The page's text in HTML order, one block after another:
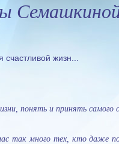
счастливой жизн...
понять и принять
так много тех, кто даже